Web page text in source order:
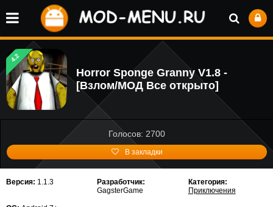
4.2
Horror Sponge Granny V1.8 -
[Взлом/МОД Все открыто]
Голосов: 2700
В закладки
Версия: 1.1.3
Разработчик:
GagsterGame
Категория:
Приключения